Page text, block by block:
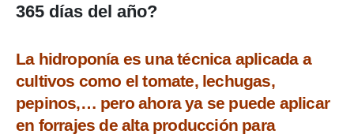
365 días del año?
La hidroponía es una técnica aplicada a
cultivos como el tomate, lechugas,
pepinos,… pero ahora ya se puede aplicar
en forrajes de alta producción para